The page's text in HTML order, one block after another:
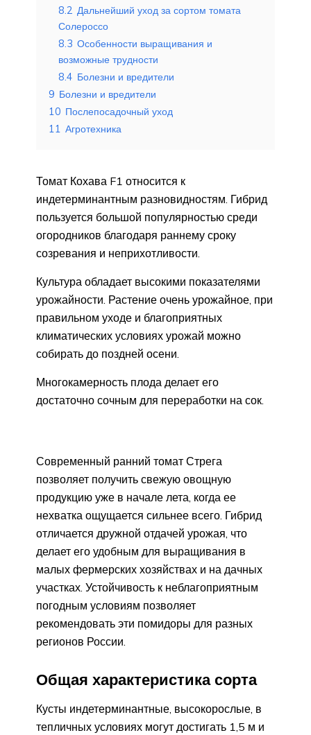
8.2 Дальнейший уход за сортом томата
Солероссо
8.3 Особенности выращивания и
возможные трудности
8.4 Болезни и вредители
9 Болезни и вредители
10 Послепосадочный уход
11 Агротехника
Томат Кохава F1 относится к
индетерминантным разновидностям. Гибрид
пользуется большой популярностью среди
огородников благодаря раннему сроку
созревания и неприхотливости.
Культура обладает высокими показателями
урожайности. Растение очень урожайное, при
правильном уходе и благоприятных
климатических условиях урожай можно
собирать до поздней осени.
Многокамерность плода делает его
достаточно сочным для переработки на сок.
Современный ранний томат Стрега
позволяет получить свежую овощную
продукцию уже в начале лета, когда ее
нехватка ощущается сильнее всего. Гибрид
отличается дружной отдачей урожая, что
делает его удобным для выращивания в
малых фермерских хозяйствах и на дачных
участках. Устойчивость к неблагоприятным
погодным условиям позволяет
рекомендовать эти помидоры для разных
регионов России.
Общая характеристика сорта
Кусты индетерминантные, высокорослые, в
тепличных условиях могут достигать 1,5 м и